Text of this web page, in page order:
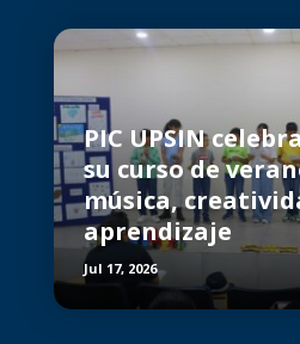
PIC UPSIN
su curso de
música,
aprendizaje
Jul 17, 2026